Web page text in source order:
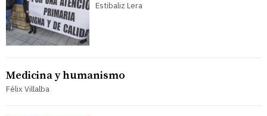
Estibaliz Lera
Medicina y humanismo
Félix Villalba